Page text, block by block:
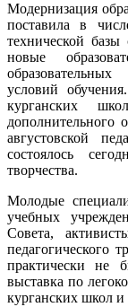
Модернизация
поставила в
технической базы
новые
условий
курганских
дополнительного
августовской
состоялось
творчества.
Молодые
учебных
Совета,
педагогического
практически не
выставка по
курганских школ и